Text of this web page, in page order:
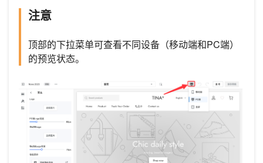
注意
顶部的下拉菜单可查看不同设备（移动端和PC端）
的预览状态。